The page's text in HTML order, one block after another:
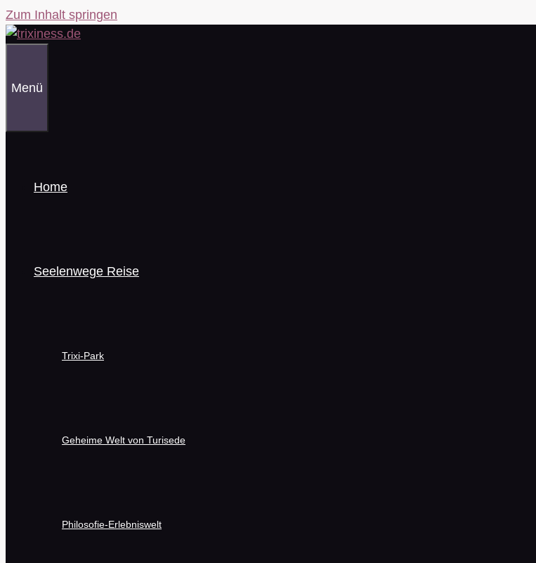
Zum Inhalt springen
Menü
Home
Seelenwege Reise
Trixi-Park
Geheime Welt von Turisede
Philosofie-Erlebniswelt